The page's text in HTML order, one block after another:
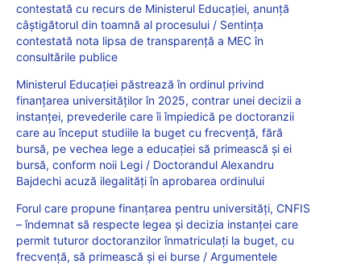
contestată cu recurs de Ministerul Educației, anunță
câștigătorul din toamnă al procesului / Sentința
contestată nota lipsa de transparență a MEC în
consultările publice
Ministerul Educației păstrează în ordinul privind
finanțarea universităților în 2025, contrar unei decizii a
instanței, prevederile care îi împiedică pe doctoranzii
care au început studiile la buget cu frecvență, fără
bursă, pe vechea lege a educației să primească și ei
bursă, conform noii Legi / Doctorandul Alexandru
Bajdechi acuză ilegalități în aprobarea ordinului
Forul care propune finanțarea pentru universități, CNFIS
– îndemnat să respecte legea și decizia instanței care
permit tuturor doctoranzilor înmatriculați la buget, cu
frecvență, să primească și ei burse / Argumentele